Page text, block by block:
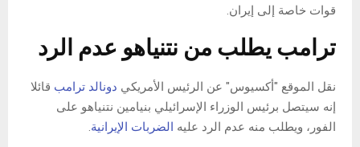
قوات خاصة إلى إيران.
ترامب يطلب من نتنياهو عدم الرد
نقل الموقع "أكسيوس" عن الرئيس الأمريكي دونالد ترامب قائلا
إنه سيتصل برئيس الوزراء الإسرائيلي بنيامين نتنياهو على
الفور، ويطلب منه عدم الرد عليه الضربات الإيرانية.